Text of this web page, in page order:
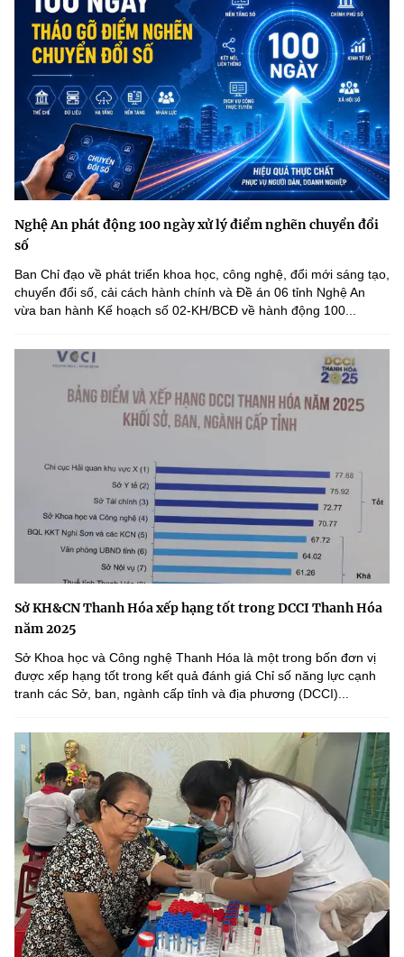
Nghệ An phát động 100 ngày xử lý điểm nghẽn chuyển đổi
số
Ban Chỉ đạo về phát triển khoa học, công nghệ, đổi mới sáng tạo,
chuyển đổi số, cải cách hành chính và Đề án 06 tỉnh Nghệ An
vừa ban hành Kế hoạch số 02-KH/BCĐ về hành động 100...
Sở KH&CN Thanh Hóa xếp hạng tốt trong DCCI Thanh Hóa
năm 2025
Sở Khoa học và Công nghệ Thanh Hóa là một trong bốn đơn vị
được xếp hạng tốt trong kết quả đánh giá Chỉ số năng lực cạnh
tranh các Sở, ban, ngành cấp tỉnh và địa phương (DCCI)...